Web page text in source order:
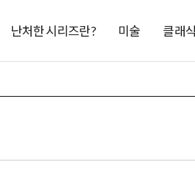
난처한 시리즈란? 미술 클래식